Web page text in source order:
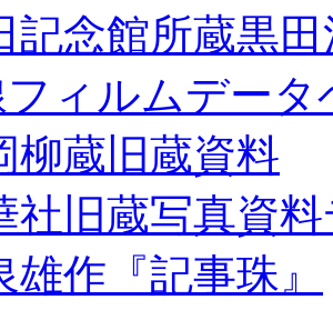
記念館所蔵黒
ィルムデータ
柳蔵旧蔵資料
社旧蔵写真資
雄作『記事珠』